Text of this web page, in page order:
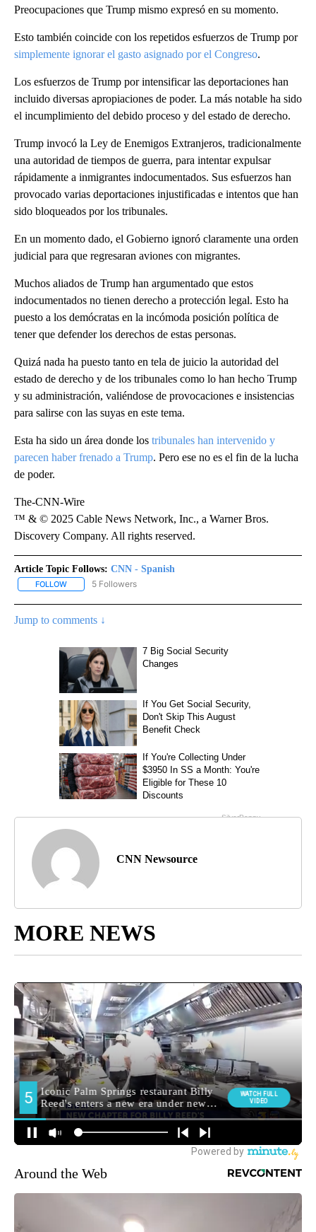
Preocupaciones que Trump mismo expresó en su momento.
Esto también coincide con los repetidos esfuerzos de Trump por
simplemente ignorar el gasto asignado por el Congreso.
Los esfuerzos de Trump por intensificar las deportaciones han
incluido diversas apropiaciones de poder. La más notable ha sido
el incumplimiento del debido proceso y del estado de derecho.
Trump invocó la Ley de Enemigos Extranjeros, tradicionalmente
una autoridad de tiempos de guerra, para intentar expulsar
rápidamente a inmigrantes indocumentados. Sus esfuerzos han
provocado varias deportaciones injustificadas e intentos que han
sido bloqueados por los tribunales.
En un momento dado, el Gobierno ignoró claramente una orden
judicial para que regresaran aviones con migrantes.
Muchos aliados de Trump han argumentado que estos
indocumentados no tienen derecho a protección legal. Esto ha
puesto a los demócratas en la incómoda posición política de
tener que defender los derechos de estas personas.
Quizá nada ha puesto tanto en tela de juicio la autoridad del
estado de derecho y de los tribunales como lo han hecho Trump
y su administración, valiéndose de provocaciones e insistencias
para salirse con las suyas en este tema.
Esta ha sido un área donde los tribunales han intervenido y
parecen haber frenado a Trump. Pero ese no es el fin de la lucha
de poder.
The-CNN-Wire
™ & © 2025 Cable News Network, Inc., a Warner Bros.
Discovery Company. All rights reserved.
Article Topic Follows: CNN - Spanish
FOLLOW FOLLOW "CNN - SPANISH" TO RECEIVE NOTIFICATIONS ABOUT
5 Followers
Jump to comments ↓
CNN Newsource
MORE NEWS
Around the Web